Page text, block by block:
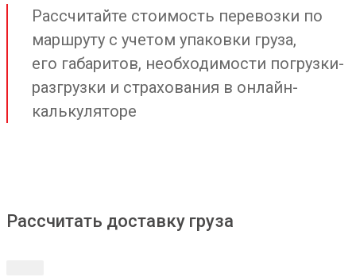
Рассчитайте стоимость перевозки по
маршруту с учетом упаковки груза,
его габаритов, необходимости погрузки-
разгрузки и страхования в онлайн-
калькуляторе
Рассчитать доставку груза